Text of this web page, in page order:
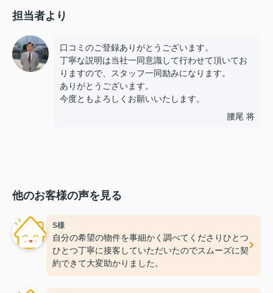
担当者より
口コミのご登録ありがとうございます。
丁寧な説明は当社一同意識して行わせて頂いてお
りますので、スタッフ一同励みになります。
ありがとうございます。
今度ともよろしくお願いいたします。
腰尾 将
他のお客様の声を見る
S様
自分の希望の物件を事細かく調べてくださりひとつ
ひとつ丁寧に接客していただいたのでスムーズに契
約できて大変助かりました。